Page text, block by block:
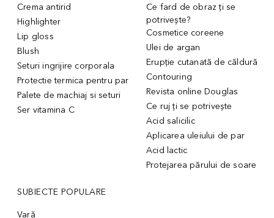
Crema antirid
Highlighter
Lip gloss
Blush
Seturi ingrijire corporala
Protectie termica pentru par
Palete de machiaj si seturi
Ser vitamina C
Ce fard de obraz ți se
potrivește?
Cosmetice coreene
Ulei de argan
Erupție cutanată de căldură
Contouring
Revista online Douglas
Ce ruj ți se potrivește
Acid salicilic
Aplicarea uleiului de par
Acid lactic
Protejarea părului de soare
SUBIECTE POPULARE
Vară